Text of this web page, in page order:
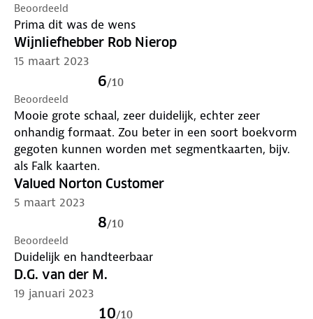
Beoordeeld
Prima dit was de wens
Wijnliefhebber Rob Nierop
15 maart 2023
6/10
Beoordeeld
Mooie grote schaal, zeer duidelijk, echter zeer
onhandig formaat. Zou beter in een soort boekvorm
gegoten kunnen worden met segmentkaarten, bijv.
als Falk kaarten.
Valued Norton Customer
5 maart 2023
8/10
Beoordeeld
Duidelijk en handteerbaar
D.G. van der M.
19 januari 2023
10/10